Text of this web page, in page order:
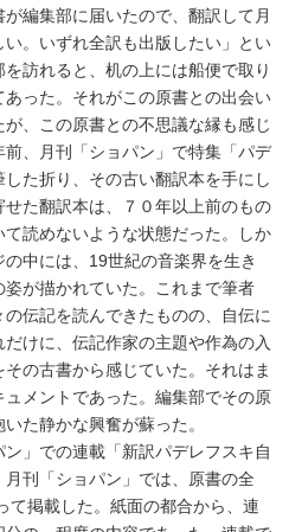
編集部に届いたので、翻訳して月
。いずれ全訳も出版したい」とい
訪れると、机の上には船便で取り
った。それがこの原書との出会い
、この原書との不思議な縁も感じ
、月刊「ショパン」で特集「パデ
た折り、その古い翻訳本を手にし
た翻訳本は、７０年以上前のもの
読めないような状態だった。しか
中には、19世紀の音楽界を生き
が描かれていた。これまで筆者
伝記を読んできたものの、自伝に
けに、伝記作家の主題や作為の入
の古書から感じていた。それはま
メントであった。編集部でその原
た静かな興奮が蘇った。
」での連載「新訳パデレフスキ自
刊「ショパン」では、原書の全
て掲載した。紙面の都合から、連